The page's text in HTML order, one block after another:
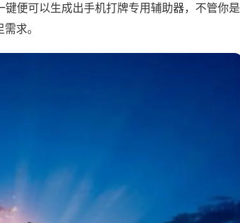
便可以生成出手机打牌专用辅助器，不管你是
求。